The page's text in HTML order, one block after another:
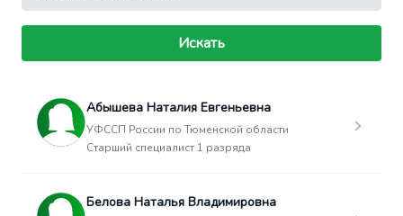
Искать
Абышева Наталия Евгеньевна
УФССП России по Тюменской области
Старший специалист 1 разряда
Белова Наталья Владимировна